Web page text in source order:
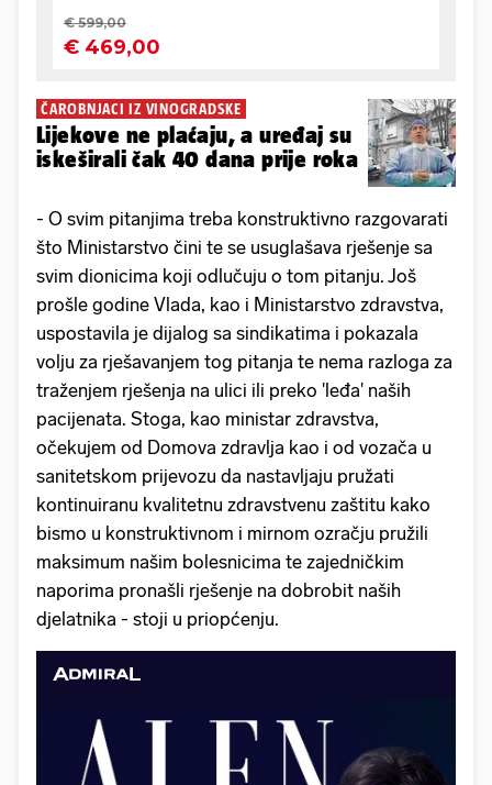
ČAROBNJACI IZ VINOGRADSKE
Lijekove ne plaćaju, a uređaj su
iskeširali čak 40 dana prije roka
- O svim pitanjima treba konstruktivno razgovarati
što Ministarstvo čini te se usuglašava rješenje sa
svim dionicima koji odlučuju o tom pitanju. Još
prošle godine Vlada, kao i Ministarstvo zdravstva,
uspostavila je dijalog sa sindikatima i pokazala
volju za rješavanjem tog pitanja te nema razloga za
traženjem rješenja na ulici ili preko 'leđa' naših
pacijenata. Stoga, kao ministar zdravstva,
očekujem od Domova zdravlja kao i od vozača u
sanitetskom prijevozu da nastavljaju pružati
kontinuiranu kvalitetnu zdravstvenu zaštitu kako
bismo u konstruktivnom i mirnom ozračju pružili
maksimum našim bolesnicima te zajedničkim
naporima pronašli rješenje na dobrobit naših
djelatnika - stoji u priopćenju.